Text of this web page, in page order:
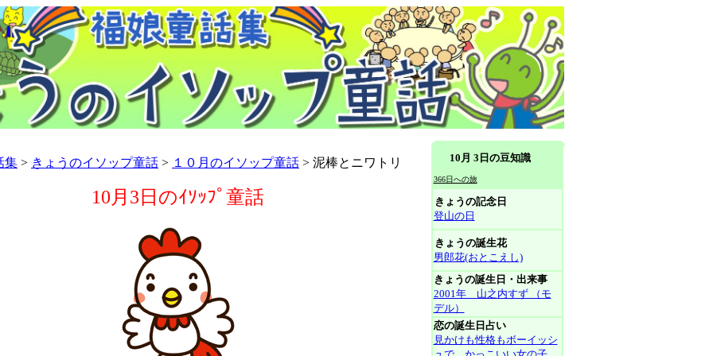
集 > きょうのイソップ童話 > １０月のイソップ童話 > 泥棒とニワトリ
10月3日のｲｿｯﾌﾟ童話
10月 3日の豆知識
366日への旅
きょうの記念日
登山の日
きょうの誕生花
男郎花(おとこえし)
きょうの誕生日・出来事
2001年 山之内すず （モ
デル）
恋の誕生日占い
見かけも性格もボーイッシ